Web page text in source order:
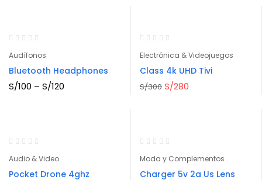
Audífonos
Bluetooth Headphones
S/100 – S/120
Electrónica & Videojuegos
Class 4k UHD Tivi
S/300 S/280
Audio & Video
Pocket Drone 4ghz
Moda y Complementos
Charger 5v 2a Us Lens